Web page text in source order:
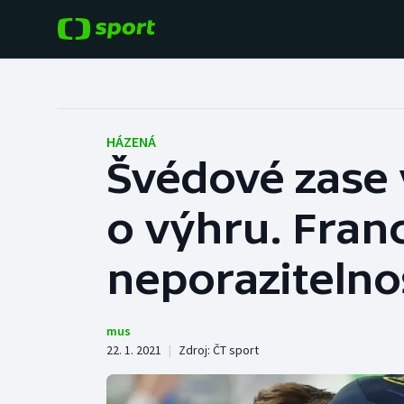
Fotbal
Hokej
Tenis
Baseball a softbal
Basketbal
Biatlon
HÁZENÁ
Švédové
o výhru.
mus
22. 1. 2021 | Zdroj: ČT sport